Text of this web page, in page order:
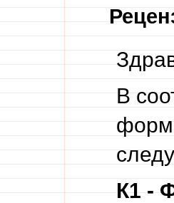
В
К1 -